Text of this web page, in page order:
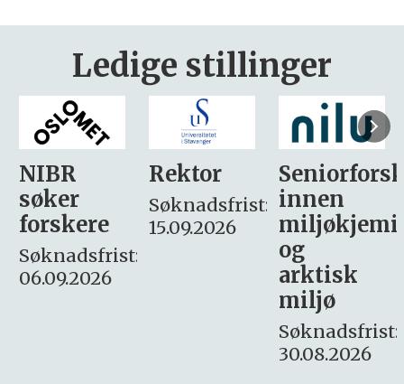
Ledige stillinger
Rektor
Søknadsfrist:
15.09.2026
Seniorforsker
innen
miljøkjemi
søker
– fast
Søknadsfrist:
16. august.